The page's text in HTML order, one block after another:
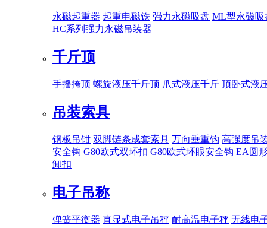
永磁起重器 起重电磁铁 强力永磁吸盘 ML型永磁吸
HC系列强力永磁吊装器
千斤顶
手摇挎顶 螺旋液压千斤顶 爪式液压千斤 顶卧式液
吊装索具
钢板吊钳 双脚链条成套索具 万向垂重钩 高强度吊
安全钩 G80欧式双环扣 G80欧式环眼安全钩 EA圆
卸扣
电子吊称
弹簧平衡器 直显式电子吊秤 耐高温电子秤 无线电